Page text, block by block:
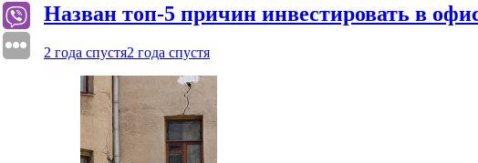
Назван топ-5 причин инвестировать в
2 года спустя2 года спустя